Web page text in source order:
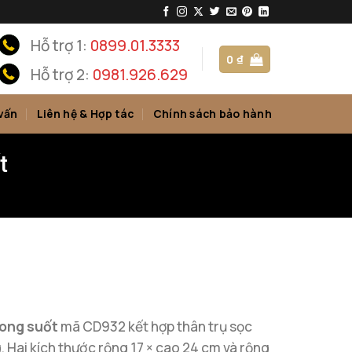
Hỗ trợ 1: 0899.01.3333
Hỗ trợ 2: 0981.926.629
0₫
Liên hệ & Hợp tác Chính sách bảo hành
suốt mã CD932 kết hợp thân trụ sọc
Hai kích thước rộng 17 × cao 24 cm và rộng